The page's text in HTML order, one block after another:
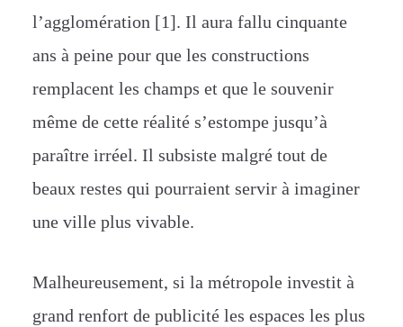
l’agglomération [1]. Il aura fallu cinquante
ans à peine pour que les constructions
remplacent les champs et que le souvenir
même de cette réalité s’estompe jusqu’à
paraître irréel. Il subsiste malgré tout de
beaux restes qui pourraient servir à imaginer
une ville plus vivable.
Malheureusement, si la métropole investit à
grand renfort de publicité les espaces les plus